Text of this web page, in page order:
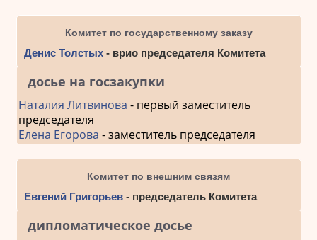
Комитет по государственному заказу
Денис Толстых- врио председателя Комитета
досье на госзакупки
Наталия Литвинова - первый заместитель
председателя
Елена Егорова - заместитель председателя
Комитет по внешним связям
Евгений Григорьев- председатель Комитета
дипломатическое досье